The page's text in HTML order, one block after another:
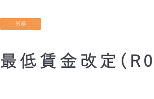
労務
最低賃金改定